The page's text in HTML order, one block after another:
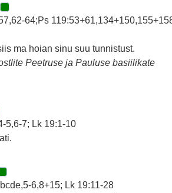
64;Ps
ma hoian sinu suu tunnistust.
Peetruse ja Pauluse basiilikate
5,6-7; Lk 19:1-10
6,8+15; Lk 19:11-28